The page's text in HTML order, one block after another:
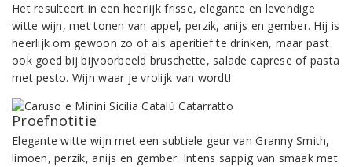
Het resulteert in een heerlijk frisse, elegante en levendige
witte wijn, met tonen van appel, perzik, anijs en gember. Hij is
heerlijk om gewoon zo of als aperitief te drinken, maar past
ook goed bij bijvoorbeeld bruschette, salade caprese of pasta
met pesto. Wijn waar je vrolijk van wordt!
Proefnotitie
Elegante witte wijn met een subtiele geur van Granny Smith,
limoen, perzik, anijs en gember. Intens sappig van smaak met